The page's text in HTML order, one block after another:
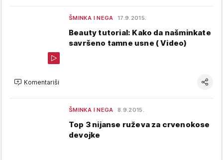
ŠMINKA I NEGA 17.9.2015.
Beauty tutorial: Kako da našminkate
savršeno tamne usne ( Video)
Komentariši
ŠMINKA I NEGA 8.9.2015.
Top 3 nijanse ruževa za crvenokose
devojke